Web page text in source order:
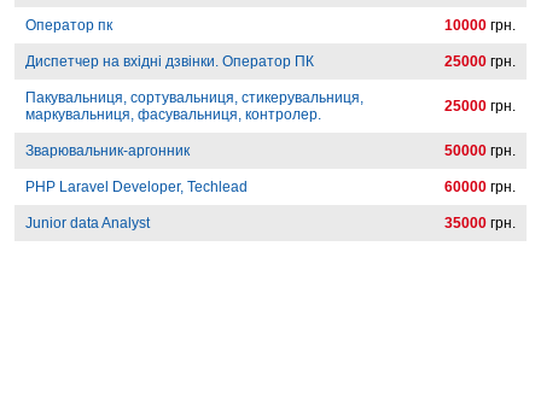
Оператор пк 10000 грн.
Диспетчер на вхідні дзвінки. Оператор ПК 25000 грн.
Пакувальниця, сортувальниця, стикерувальниця,
маркувальниця, фасувальниця, контролер.
25000 грн.
Зварювальник-аргонник 50000 грн.
PHP Laravel Developer, Techlead 60000 грн.
Junior data Analyst 35000 грн.